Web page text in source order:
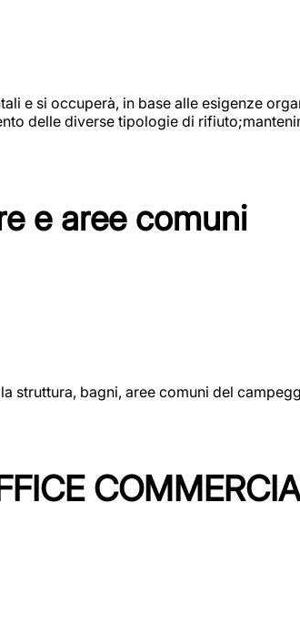
e si occuperà, in base alle esigenze
delle diverse tipologie di
e aree comuni
struttura, bagni, aree comuni del